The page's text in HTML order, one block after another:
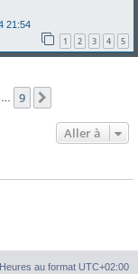
21:54
1 2 3 4 5
9
Aller à
Heures au format UTC+02:00